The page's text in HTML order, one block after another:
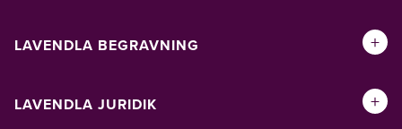
LAVENDLA BEGRAVNING +
LAVENDLA JURIDIK +